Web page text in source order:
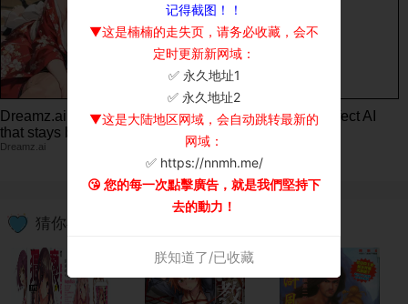
Dreamz.ai - A conversation
that stays between you
Dreamz.ai
Dreamz.ai - Your perfect AI
Girlfriend
Dreamz.ai
猜你喜欢
记得截图！！
▼这是楠楠的走失页，请务必收藏，会不
定时更新新网域：
✅ 永久地址1
✅ 永久地址2
▼这是大陆地区网域，会自动跳转最新的
网域：
✅ https://nnmh.me/
😘 您的每一次點擊廣告，就是我們堅持下
去的動力！
朕知道了/已收藏